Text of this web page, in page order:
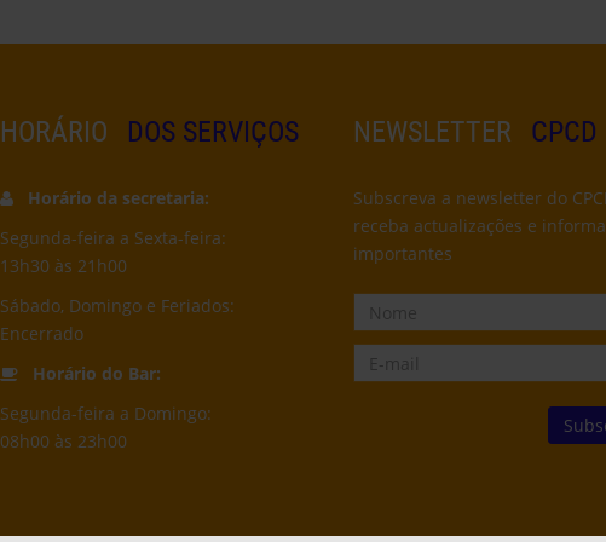
HORÁRIO DOS SERVIÇOS
Horário da secretaria:
Segunda-feira a Sexta-feira:
13h30 às 21h00
Sábado, Domingo e Feriados:
Encerrado
Horário do Bar:
Segunda-feira a Domingo:
08h00 às 23h00
NEWSLETTER CPCD
Subscreva a newsletter do
receba actualizações e
importantes